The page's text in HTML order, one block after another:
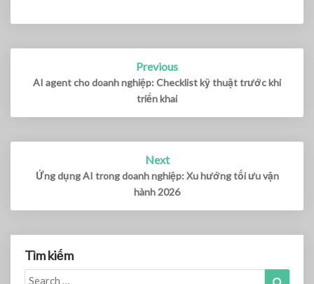
navigation
Previous
AI agent cho doanh nghiệp: Checklist kỹ thuật trước khi
triển khai
Next
Ứng dụng AI trong doanh nghiệp: Xu hướng tối ưu vận
hành 2026
Tìm kiếm
Search